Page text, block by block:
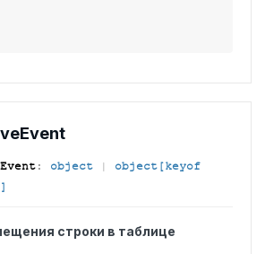
Event
Event: object | object[keyof
строки в таблице